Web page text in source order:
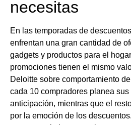
necesitas
En las temporadas de
enfrentan una gran cantidad de
gadgets y productos para el
promociones tienen el mismo
Deloitte sobre comportamiento
cada 10 compradores planea
anticipación, mientras que el
por la emoción de los